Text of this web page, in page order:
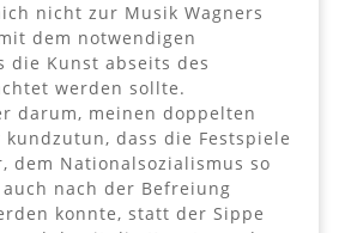
nicht zur Musik Wagners
dem notwendigen
die Kunst abseits des
werden sollte.
darum, meinen doppelten
dass die Festspiele
dem Nationalsozialismus so
nach der Befreiung
konnte, statt der Sippe